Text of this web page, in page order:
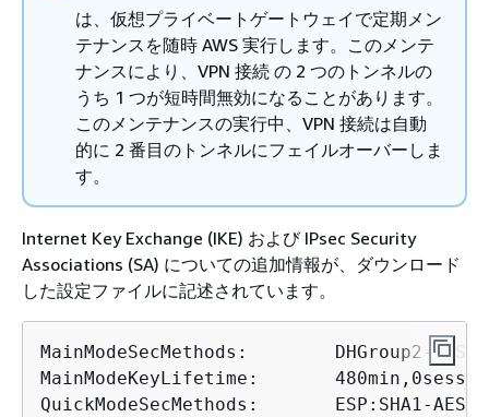
は、仮想プライベートゲートウェイで定期メン
テナンスを随時 AWS 実行します。このメンテ
ナンスにより、VPN 接続 の 2 つのトンネルの
うち 1 つが短時間無効になることがあります。
このメンテナンスの実行中、VPN 接続は自動
的に 2 番目のトンネルにフェイルオーバーしま
す。
Internet Key Exchange (IKE) および IPsec Security
Associations (SA) についての追加情報が、ダウンロード
した設定ファイルに記述されています。
MainModeSecMethods:        DHGroup2-
MainModeKeyLifetime:       480min,0sess
QuickModeSecMethods:       ESP:SHA1-